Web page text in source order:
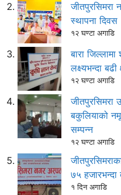
जीतपुरसिमरा
स्थापना दिवस
१२ घण्टा अगाडि
बारा
लक्ष्यभन्दा
१२ घण्टा अगाडि
जीतपुरसिमरा
बकुलियाको
सम्पन्न
१२ घण्टा अगाडि
७५ हजारभन्दा
१ दिन अगाडि